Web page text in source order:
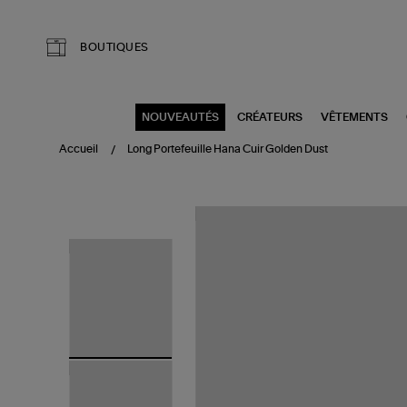
BOUTIQUES
NOUVEAUTÉS CRÉATEURS VÊTEMENTS
Accueil Long Portefeuille Hana Cuir Golden Dust